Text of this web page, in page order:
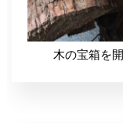
木の宝箱を